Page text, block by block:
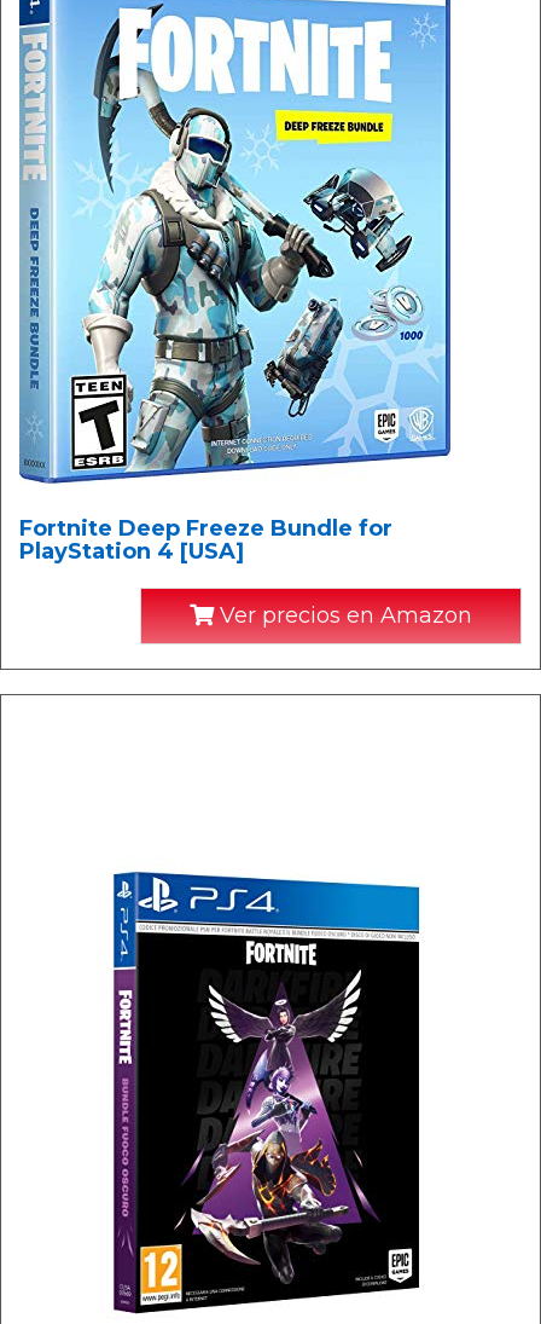
Fortnite Deep Freeze Bundle for
PlayStation 4 [USA]
Ver precios en Amazon